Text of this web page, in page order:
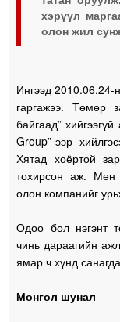
хэрүүл
олон жил
Ингээд
гаргажээ. Төмөр
байгаад”
Group”-ээр
Хятад хоёртой
тохирсон аж. Мөн
олон компанийг
Одоо бол нэгэнт
чинь дараагийн
ямар ч хүнд
Монгол шунал